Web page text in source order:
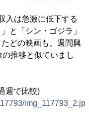
入は急激に低下する
と「シン・ゴジラ」
どの映画も、週間興
推移と似ていまし
週で比較)